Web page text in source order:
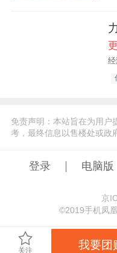
免责声明：本站旨在为用户
考，最终信息以售楼处或政
登录 电脑版
京
©️2019手机凤
关注 我要团